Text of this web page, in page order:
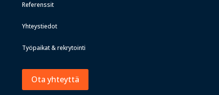
Referenssit
Yhteystiedot
Työpaikat & rekrytointi
Ota yhteyttä